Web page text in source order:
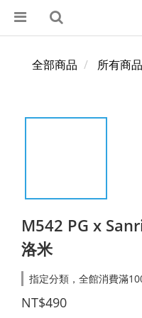
全部商品 所有商品
M542 PG x
洛米
指定分類，全館消費滿
NT$490